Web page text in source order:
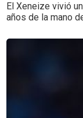
El Xeneize vivió
años de la mano